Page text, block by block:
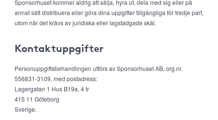
Sponsorhuset kommer aldrig att sälja, hyra ut, dela med sig eller på
annat sätt distribuera eller göra dina uppgifter tillgängliga för tredje part,
utom när det krävs av juridiska eller lagstadgade skäl.
Kontaktuppgifter
Personuppgiftsbehandlingen utförs av Sponsorhuset AB, org.nr.
556831-3109, med postadress:
Lagergatan 1 Hus B19a, 4 tr
415 11 Göteborg
Sverige.